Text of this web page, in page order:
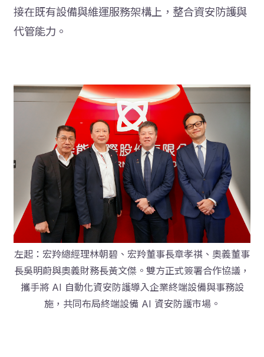
接在既有設備與維運服務架構上，整合資安防護與
代管能力。
左起：宏羚總經理林朝碧、宏羚董事長章孝祺、奧義董事
長吳明蔚與奧義財務長黃文傑。雙方正式簽署合作協議，
攜手將 AI 自動化資安防護導入企業終端設備與事務設
施，共同布局終端設備 AI 資安防護市場。